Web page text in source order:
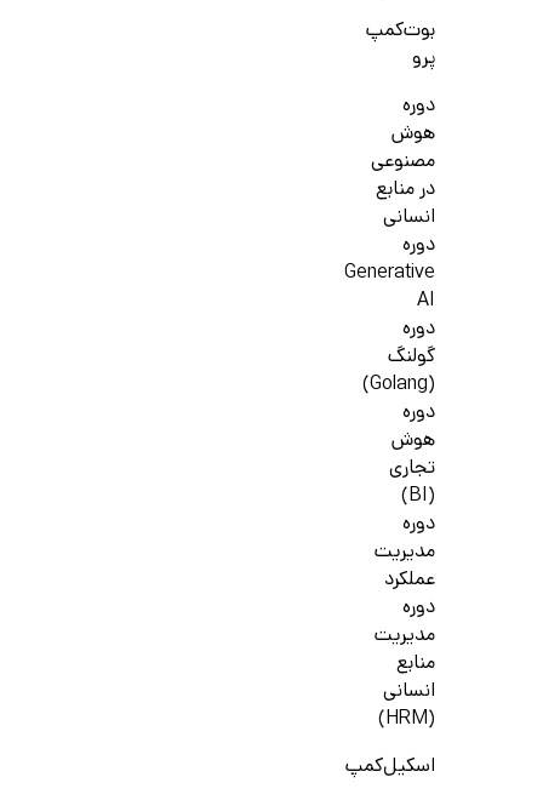
بوت‌کمپ
پرو
دوره
هوش
مصنوعی
در منابع
انسانی
دوره
Generative
AI
دوره
گولنگ
(Golang)
دوره
هوش
تجاری
(BI)
دوره
مدیریت
عملکرد
دوره
مدیریت
منابع
انسانی
(HRM)
اسکیل‌کمپ